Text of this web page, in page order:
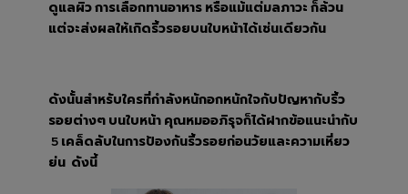
ดูแลผิว การเลือกทานอาหาร หรือแม้แต่มลภาวะ ก็ล้วน
แต่จะส่งผลให้เกิดริ้วรอยบนใบหน้าได้เช่นเดียวกัน
ดังนั้นสำหรับใครที่กำลังหนักอกหนักใจกับปัญหากับริ้ว
รอยต่างๆ บนใบหน้า คุณหมออภิรุจก็ได้ฝากข้อแนะนำกับ
5 เคล็ดลับในการป้องกันริ้วรอยก่อนวัยและความเหี่ยว
ย่น ดังนี้